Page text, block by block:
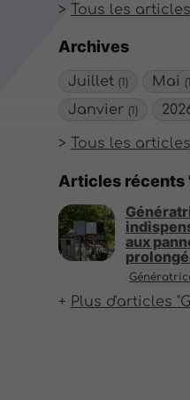
Tous les articles
Archives
Juillet (1) Mai
Janvier (1)
Tous les articles
Articles récents
aux
Plus d'articles